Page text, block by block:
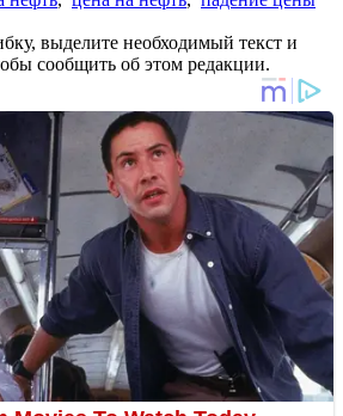
выделите необходимый текст и
сообщить об этом редакции.